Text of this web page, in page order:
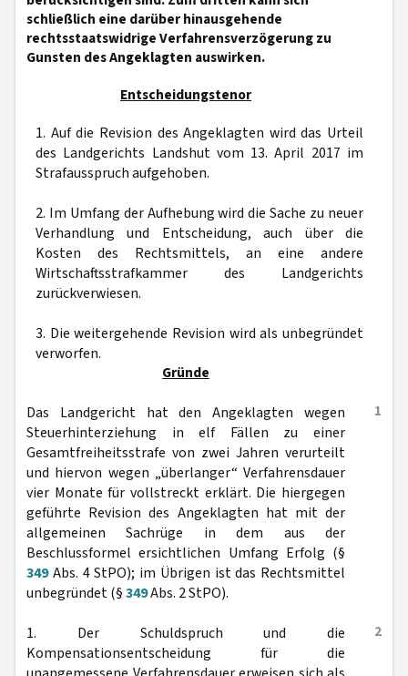
schließlich eine darüber hinausgehende
rechtsstaatswidrige Verfahrensverzögerung zu
Gunsten des Angeklagten auswirken.
Entscheidungstenor
1. Auf die Revision des Angeklagten wird das Urteil
des Landgerichts Landshut vom 13. April 2017 im
Strafausspruch aufgehoben.
2. Im Umfang der Aufhebung wird die Sache zu neuer
Verhandlung und Entscheidung, auch über die
Kosten des Rechtsmittels, an eine andere
Wirtschaftsstrafkammer des Landgerichts
zurückverwiesen.
3. Die weitergehende Revision wird als unbegründet
verworfen.
Gründe
1
Das Landgericht hat den Angeklagten wegen
Steuerhinterziehung in elf Fällen zu einer
Gesamtfreiheitsstrafe von zwei Jahren verurteilt
und hiervon wegen „überlanger“ Verfahrensdauer
vier Monate für vollstreckt erklärt. Die hiergegen
geführte Revision des Angeklagten hat mit der
allgemeinen Sachrüge in dem aus der
Beschlussformel ersichtlichen Umfang Erfolg (§
349Abs. 4 StPO); im Übrigen ist das Rechtsmittel
unbegründet (§349Abs. 2 StPO).
2
1. Der Schuldspruch und die
Kompensationsentscheidung für die